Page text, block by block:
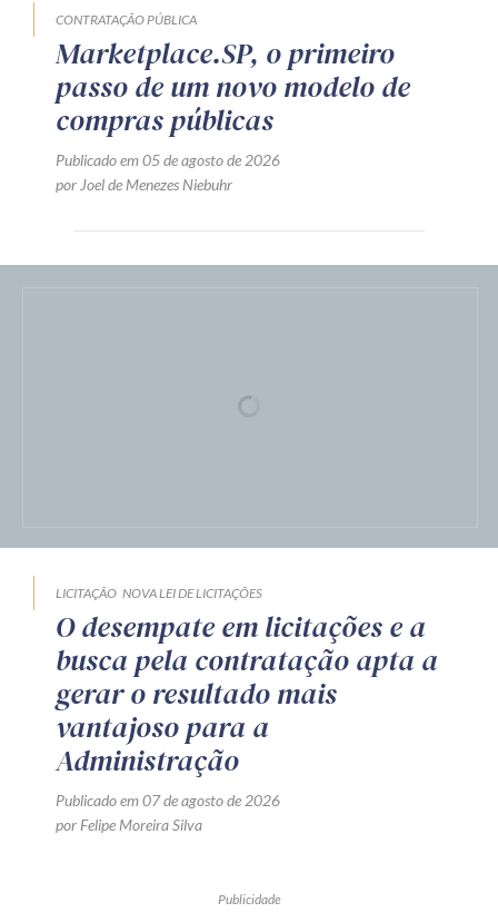
CONTRATAÇÃO PÚBLICA
Marketplace.SP, o primeiro
passo de um novo modelo de
compras públicas
Publicado em 05 de agosto de 2026
por Joel de Menezes Niebuhr
LICITAÇÃO NOVA LEI DE LICITAÇÕES
O desempate em licitações e a
busca pela contratação apta a
gerar o resultado mais
vantajoso para a
Administração
Publicado em 07 de agosto de 2026
por Felipe Moreira Silva
Publicidade